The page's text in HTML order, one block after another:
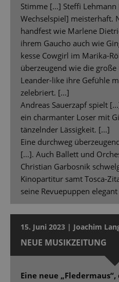
Stimme [...] Steffi
Wechselspiel] meisterhaft.
handfest wie Marlene
ihrem Gaucho auch wie
kesse Cowgirl im Marika-
überzeugend wie die
Leander-like ihre Gefühle
zelebriert. [...]
Andreas Sauerzapf spielt
ein charmanter Loser mit
tänzelnder Lässigkeit. [...]
Eine durchweg
[...]. Auch Ballett und
Christian Garbosnik
Kinopartitur samt Tosca-
seine Revuepuppen
15. Juni 2023 | Joachim
NEUE MUSIKZEITUNG
Eine neue